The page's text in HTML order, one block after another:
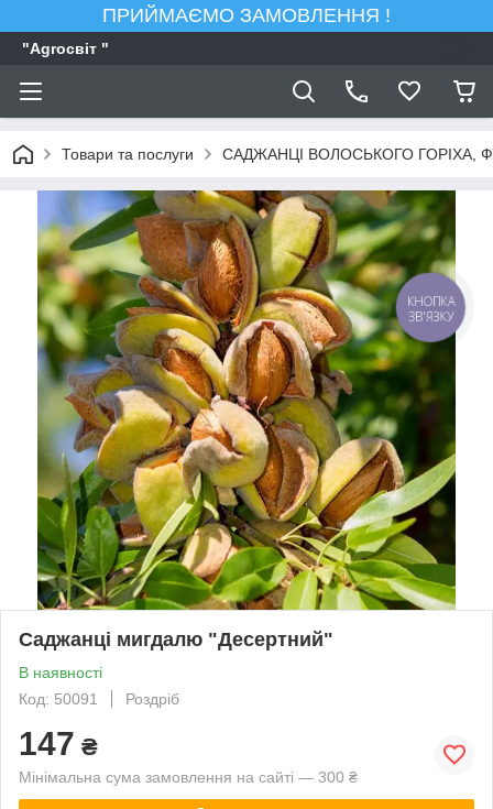
ПРИЙМАЄМО ЗАМОВЛЕННЯ !
"Agroсвiт "
Товари та послуги САДЖАНЦІ ВОЛОСЬКОГО ГОРІХА,
Саджанці мигдалю "Десертний"
В наявності
Код: 50091
Роздріб
147 ₴
Мінімальна сума замовлення на сайті — 300 ₴
КНОПКА
ЗВ'ЯЗКУ